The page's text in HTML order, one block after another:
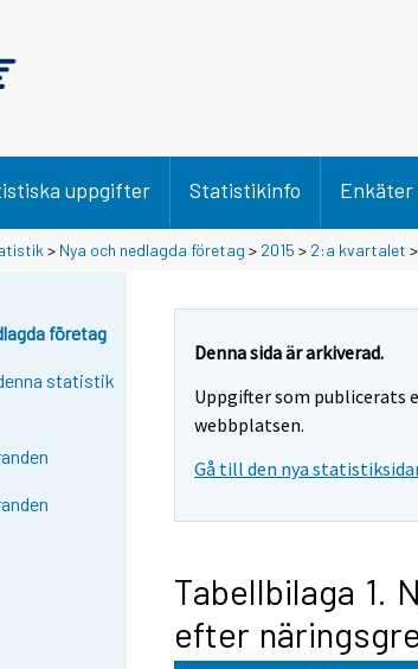
uppgifter Statistikinfo Enkäter
> Nya och nedlagda företag > 2015 > 2:a kvartalet
företag
statistik
Denna sida är arkiverad.
Uppgifter som publicerats
webbplatsen.
Gå till den nya
Tabellbilaga 1.
efter